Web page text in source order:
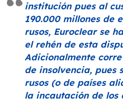
institución pues al
190.000 millones de
rusos, Euroclear se
el rehén de esta
Adicionalmente
de insolvencia, pues
rusos (o de países
la incautación de los